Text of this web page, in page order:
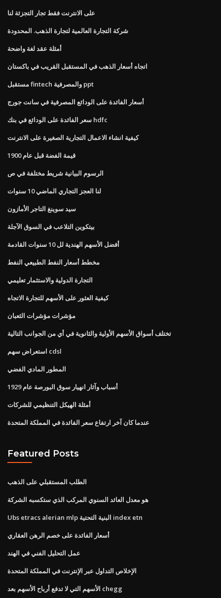
على الانترنت فقط تجار التجزئة لنا
شركة التجارة العالمية لتجارة الذهب. المحدودة
أمثلة عقد لغة واضحة
اتجاه أسعار الذهب في المستقبل القريب في باكستان
مستقبل fintech والمصرفية ppt
أسعار الفائدة على الودائع المصرفية في سانت جورج
سعر الفائدة على الودائع في بنك hdfc
كيفية انشاء الاعمال التجارية الصغيرة على الانترنت
قيمة الفضة قبل عام 1900
الرسوم البيانية شريط مختلفة في ص
لنا العجز التجاري الماضي 10 سنوات
سيد سوينغ التاجر الأمازون
بيتكوين التلاعب في السوق الآجلة
أفضل الأسهم الهندية لل 10 سنوات القادمة
مخطط أسعار النفط الطبيعي النفط
التجارة الدولية والاستثمار تعليمي
كيفية العثور على الأسهم للتجارة الاتجاه
مؤشرات مؤشرات الثعبان
تختلف أسواق الأسهم الأولية والثانوية في أي من الجوانب التالية
استعراض سهم cdsl
المطور المادي الفضي
أسباب وآثار انهيار سوق البورصة عام 1929
أمثلة الهيكل التنظيمي للشركات
عندما كان آخر ارتفاع سعر الفائدة في المملكة المتحدة
Featured Posts
الطلب المستقبلي على الذهب
هو معدل العائد السنوي المركب الذي ستكسبه الشركة
Ubs etracs alerian mlp البنية التحتية index etn
أسعار الفائدة على خصم الرهن العقاري
عمل التحليل الفني في الهند
الإخلاص التداول عبر الإنترنت في المملكة المتحدة
الأسهم التي لا تدفع أرباح الأسهم بعد chegg